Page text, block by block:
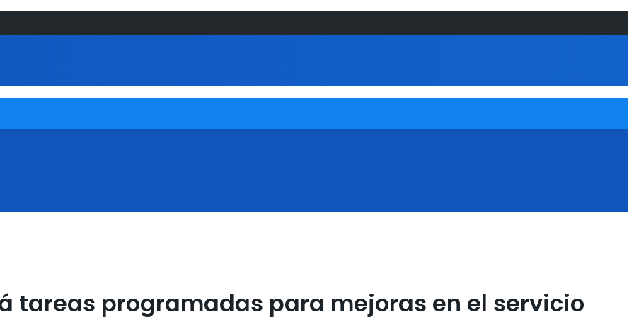
tareas programadas para mejoras en el servicio